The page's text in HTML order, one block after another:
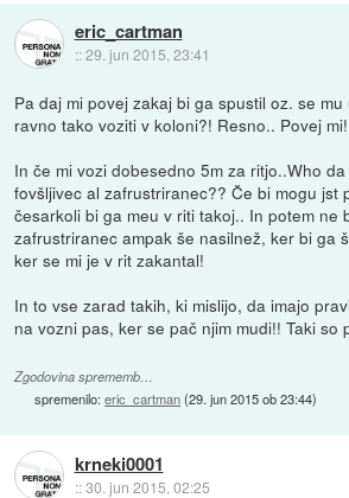
eric_cartman
::29. jun 2015, 23:41
Pa daj mi povej zakaj bi ga spustil oz. se
ravno tako voziti v koloni?! Resno.. Povej mi!
In če mi vozi dobesedno 5m za ritjo..Who
fovšljivec al zafrustriranec?? Če bi mogu jst
česarkoli bi ga meu v riti takoj.. In potem ne
zafrustriranec ampak še nasilnež, ker bi ga
ker se mi je v rit zakantal!
In to vse zarad takih, ki mislijo, da imajo
na vozni pas, ker se pač njim mudi!! Taki so
Zgodovina sprememb…
spremenilo:eric_cartman(29. jun 2015 ob 23:44)
krneki0001
::30. jun 2015, 02:25